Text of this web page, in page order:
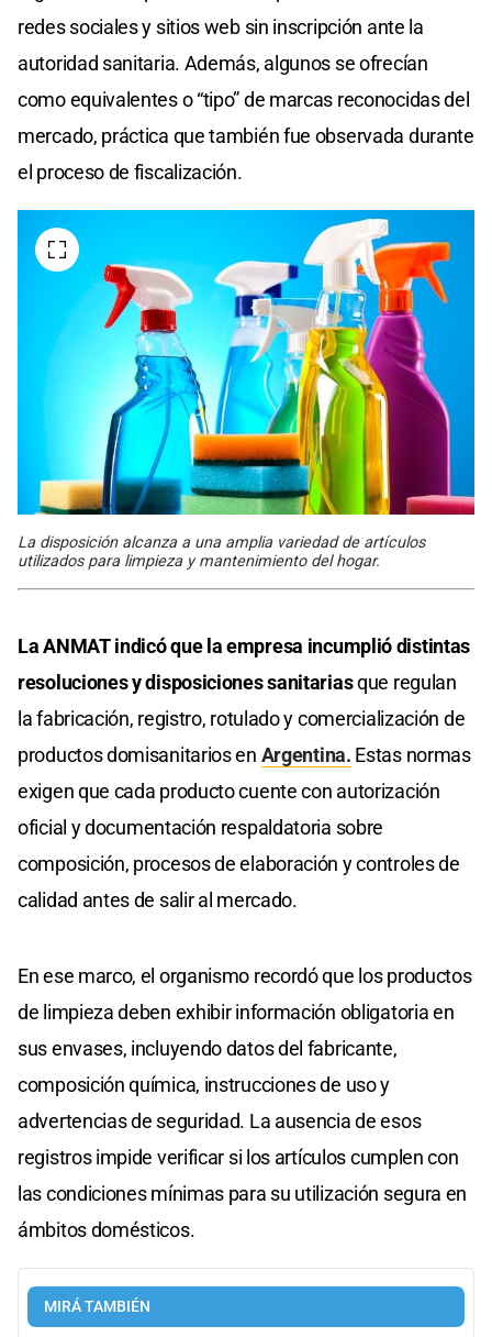
redes sociales y sitios web sin inscripción ante la
autoridad sanitaria. Además, algunos se ofrecían
como equivalentes o “tipo” de marcas reconocidas del
mercado, práctica que también fue observada durante
el proceso de fiscalización.
La disposición alcanza a una amplia variedad de artículos
utilizados para limpieza y mantenimiento del hogar.
La ANMAT indicó que la empresa incumplió distintas
resoluciones y disposiciones sanitariasque regulan
la fabricación, registro, rotulado y comercialización de
productos domisanitarios en Argentina. Estas normas
exigen que cada producto cuente con autorización
oficial y documentación respaldatoria sobre
composición, procesos de elaboración y controles de
calidad antes de salir al mercado.
En ese marco, el organismo recordó que los productos
de limpieza deben exhibir información obligatoria en
sus envases, incluyendo datos del fabricante,
composición química, instrucciones de uso y
advertencias de seguridad. La ausencia de esos
registros impide verificar si los artículos cumplen con
las condiciones mínimas para su utilización segura en
ámbitos domésticos.
MIRÁ TAMBIÉN